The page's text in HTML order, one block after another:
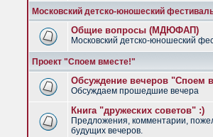
Московский детско-юношеский
Общие вопросы (МДЮФАП)
Московский детско-юношеский
Проект "Споем вместе!"
Обсуждение вечеров "Споем
Обсуждаем прошедшие вечера
Книга "дружеских советов" :)
Предложения, комментарии,
будущих вечеров.